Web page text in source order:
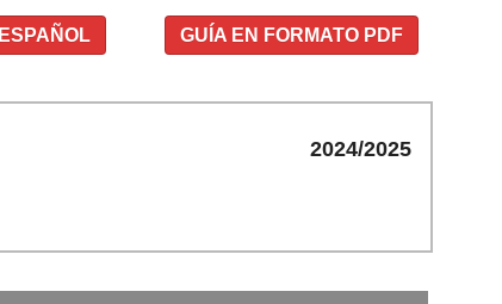
GUÍA EN FORMATO PDF
ESPAÑOL
2024/2025